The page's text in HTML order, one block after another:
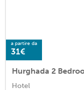
a partire da
31€
Hurghada 2
Hotel